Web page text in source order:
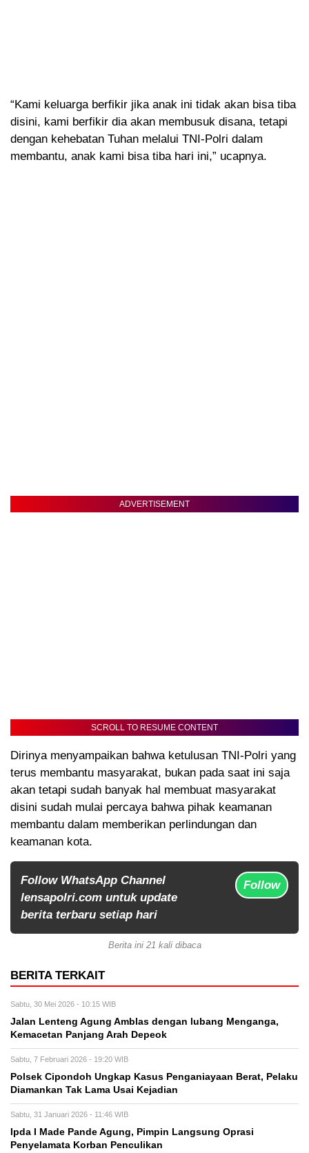
“Kami keluarga berfikir jika anak ini tidak akan bisa tiba
disini, kami berfikir dia akan membusuk disana, tetapi
dengan kehebatan Tuhan melalui TNI-Polri dalam
membantu, anak kami bisa tiba hari ini,” ucapnya.
ADVERTISEMENT
SCROLL TO RESUME CONTENT
Dirinya menyampaikan bahwa ketulusan TNI-Polri yang
terus membantu masyarakat, bukan pada saat ini saja
akan tetapi sudah banyak hal membuat masyarakat
disini sudah mulai percaya bahwa pihak keamanan
membantu dalam memberikan perlindungan dan
keamanan kota.
Follow WhatsApp Channel
lensapolri.com untuk update
berita terbaru setiap hari
Follow
Berita ini 21 kali dibaca
BERITA TERKAIT
Sabtu, 30 Mei 2026 - 10:15 WIB
Jalan Lenteng Agung Amblas dengan lubang Menganga,
Kemacetan Panjang Arah Depeok
Sabtu, 7 Februari 2026 - 19:20 WIB
Polsek Cipondoh Ungkap Kasus Penganiayaan Berat, Pelaku
Diamankan Tak Lama Usai Kejadian
Sabtu, 31 Januari 2026 - 11:46 WIB
Ipda I Made Pande Agung, Pimpin Langsung Oprasi
Penyelamata Korban Penculikan